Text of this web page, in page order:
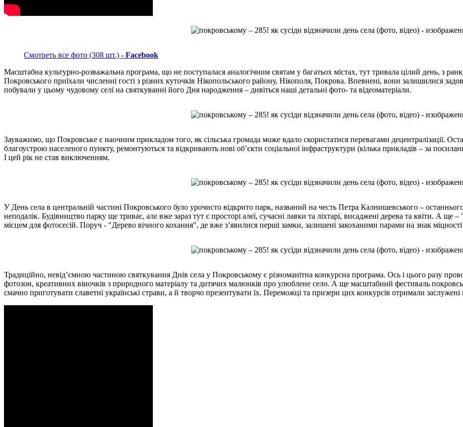
Смотреть все фото (308 шт.) - Facebook
Масштабна культурно-розважальна програма, що не поступалася аналогічним святам у багатьох містах, тут тривала цілий день, з
Покровського приїхали численні гості з різних куточків Нікопольського району, Нікополя, Покрова. Впевнені, вони залишилися
побували у цьому чудовому селі на святкуванні його Дня народження – дивіться наші детальні фото- та відеоматеріали.
Зауважимо, що Покровське є наочним прикладом того, як сільська громада може вдало скористатися перевагами децентралізації.
благоустрою населеного пункту, ремонтуються та відкривають нові об’єкти соціальної інфраструктури (кілька прикладів – за
І цей рік не став виключенням.
У День села в центральній частині Покровського було урочисто відкрито парк, названий на честь Петра Калнишевського –
неподалік. Будівництво парку ще триває, але вже зараз тут є просторі алеї, сучасні лавки та ліхтарі, висаджені дерева та квіти. А
місцем для фотосесій. Поруч - "Дерево вічного кохання", де вже з’явилися перші замки, залишені закоханими парами на знак міцності
Традиційно, невід’ємною частиною святкування Днів села у Покровському є різноманітна конкурсна програма. Ось і цього разу
фотозон, креативних віночків з природного матеріалу та дитячих малюнків про улюблене село. А ще масштабний фестиваль
смачно приготувати славетні українські страви, а й творчо презентувати їх. Переможці та призери цих конкурсів отримали